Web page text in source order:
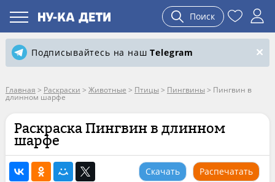
Поиск
Подписывайтесь на нашTelegram
Главная > Раскраски > Животные > Птицы > Пингвины > Пингвин в
длинном шарфе
Раскраска Пингвин в длинном
шарфе
Скачать Распечатать